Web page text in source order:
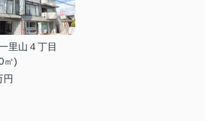
里山４丁目
㎡)
円